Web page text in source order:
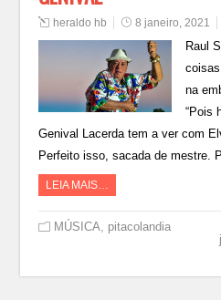
heraldo hb 8 janeiro, 2021
Raul
na
“Pois
Genival Lacerda tem a ver com
Perfeito isso, sacada de mestre.
LEIA MAIS…
MÚSICA, pitacolandia